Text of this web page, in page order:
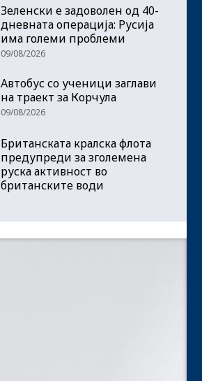
Зеленски е задоволен од 40-
дневната операција: Русија
има големи проблеми
09/08/2026
Автобус со ученици заглави
на траект за Корчула
09/08/2026
Британската кралска флота
предупреди за зголемена
руска активност во
британските води